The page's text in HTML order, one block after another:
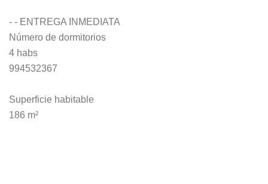
- - ENTREGA INMEDIATA
Número de dormitorios
4 habs
994532367
Superficie habitable
186 m²